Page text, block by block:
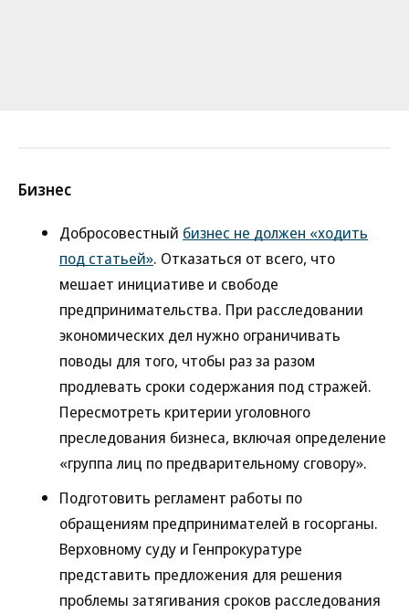
Бизнес
Добросовестный бизнес не должен «ходить
под статьей». Отказаться от всего, что
мешает инициативе и свободе
предпринимательства. При расследовании
экономических дел нужно ограничивать
поводы для того, чтобы раз за разом
продлевать сроки содержания под стражей.
Пересмотреть критерии уголовного
преследования бизнеса, включая определение
«группа лиц по предварительному сговору».
Подготовить регламент работы по
обращениям предпринимателей в госорганы.
Верховному суду и Генпрокуратуре
представить предложения для решения
проблемы затягивания сроков расследования